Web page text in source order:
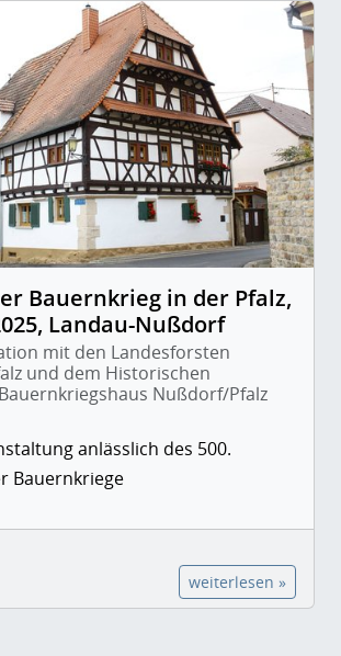
Bauernkrieg in der Pfalz,
Landau-Nußdorf
mit den Landesforsten
und dem Historischen
Nußdorf/Pfalz
anlässlich des 500.
Bauernkriege
weiterlesen »